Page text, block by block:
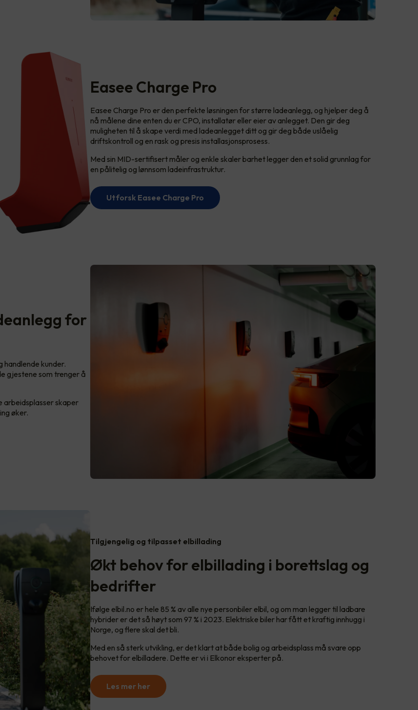
Easee Charge Pro
Easee Charge Pro er den perfekte løsningen for større ladeanlegg, og hjelper deg å
nå målene dine enten du er CPO, installatør eller eier av anlegget. Den gir deg
muligheten til å skape verdi med ladeanlegget ditt og gir deg både uslåelig
driftskontroll og en rask og presis installasjonsprosess.
Med sin MID-sertifisert måler og enkle skaler barhet legger den et solid grunnlag for
en pålitelig og lønnsom ladeinfrastruktur.
Utforsk Easee Charge Pro
for
kunder.
gjestene som trenger å
arbeidsplasser skaper
øker.
Tilgjengelig og tilpasset elbillading
Økt behov for elbillading i borettslag og
bedrifter
Ifølge elbil.no er hele 85 % av alle nye personbiler elbil, og om man legger til ladbare
hybrider er det så høyt som 97 % i 2023. Elektriske biler har fått et kraftig innhugg i
Norge, og flere skal det bli.
Med en så sterk utvikling, er det klart at både bolig og arbeidsplass må svare opp
behovet for elbilladere. Dette er vi i Elkonor eksperter på.
Les mer her